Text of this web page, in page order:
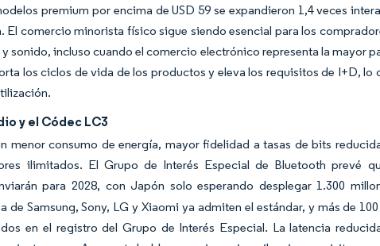
premium por encima de USD 59 se expandieron 1,4 veces
comercio minorista físico sigue siendo esencial para los
sonido, incluso cuando el comercio electrónico representa la mayor
los ciclos de vida de los productos y eleva los requisitos de I+D, lo
y el Códec LC3
menor consumo de energía, mayor fidelidad a tasas de bits
ilimitados. El Grupo de Interés Especial de Bluetooth prevé
para 2028, con Japón solo esperando desplegar 1.300
de Samsung, Sony, LG y Xiaomi ya admiten el estándar, y más de
en el registro del Grupo de Interés Especial. La latencia